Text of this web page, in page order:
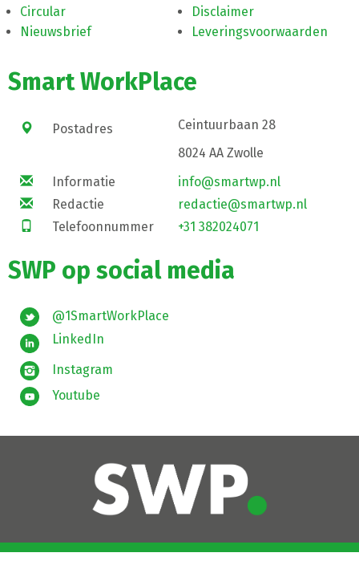
Circular
Nieuwsbrief
Disclaimer
Leveringsvoorwaarden
Smart WorkPlace
Postadres
Ceintuurbaan 28
8024 AA Zwolle
Informatie
info@smartwp.nl
Redactie
redactie@smartwp.nl
Telefoonnummer
+31 382024071
SWP op social media
@1SmartWorkPlace
LinkedIn
Instagram
Youtube